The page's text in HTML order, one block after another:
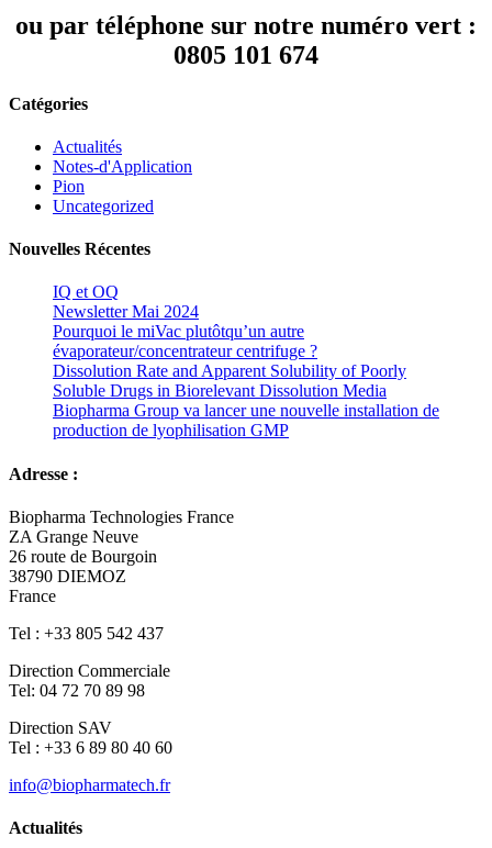
ou par téléphone sur notre numéro vert :
0805 101 674
Catégories
Actualités
Notes-d'Application
Pion
Uncategorized
Nouvelles Récentes
IQ et OQ
Newsletter Mai 2024
Pourquoi le miVac plutôtqu’un autre
évaporateur/concentrateur centrifuge ?
Dissolution Rate and Apparent Solubility of Poorly
Soluble Drugs in Biorelevant Dissolution Media
Biopharma Group va lancer une nouvelle installation de
production de lyophilisation GMP
Adresse :
Biopharma Technologies France
ZA Grange Neuve
26 route de Bourgoin
38790 DIEMOZ
France
Tel : +33 805 542 437
Direction Commerciale
Tel: 04 72 70 89 98
Direction SAV
Tel : +33 6 89 80 40 60
info@biopharmatech.fr
Actualités